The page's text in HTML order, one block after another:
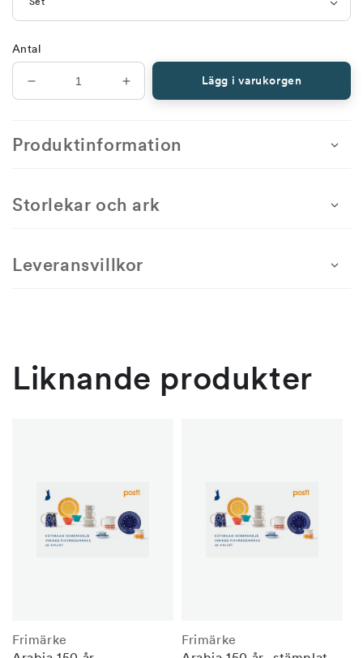
Antal
antal
Lyckans
blommor
Öka
antal
Lyckans
blommor
Lägg i varukorgen
Produktinformation
Storlekar och ark
Leveransvillkor
Liknande produkter
Frimärke
Frimärke